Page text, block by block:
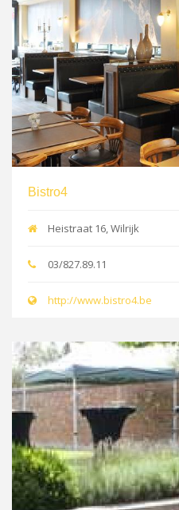
Bistro4
Heistraat 16, Wilrijk
03/827.89.11
http://www.bistro4.be